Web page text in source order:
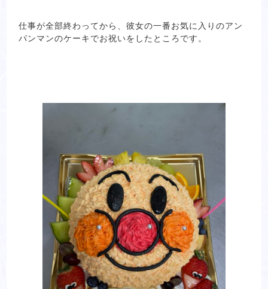
仕事が全部終わってから、彼女の一番お気に入りのアン
パンマンのケーキでお祝いをしたところです。